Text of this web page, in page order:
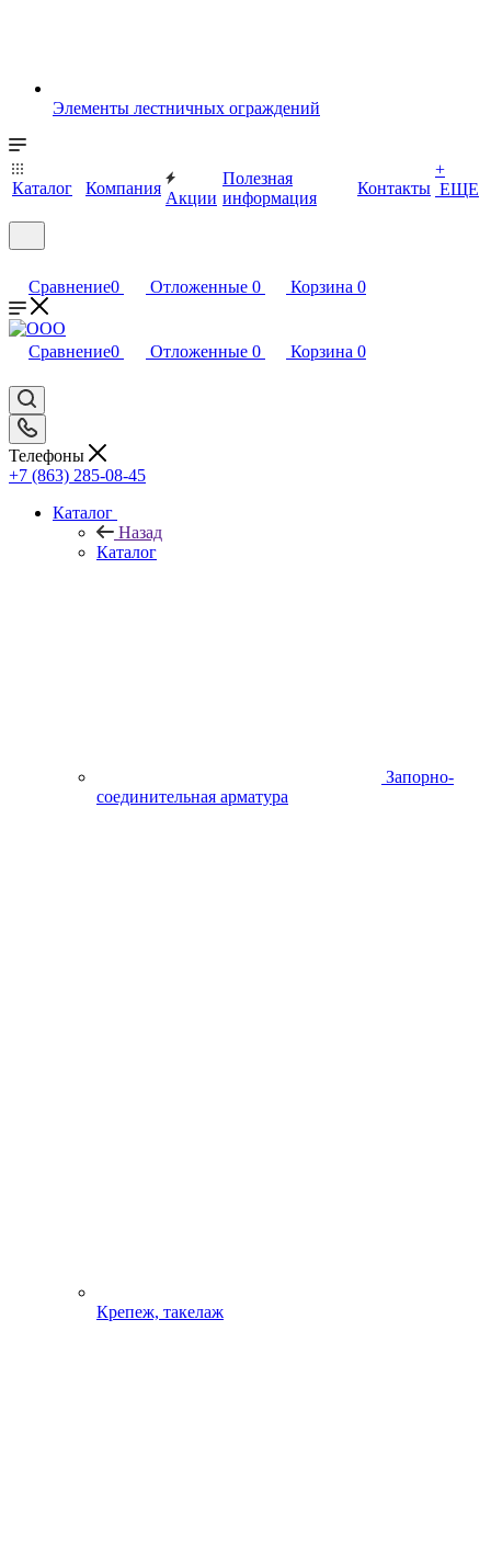
Элементы лестничных ограждений
Каталог Компания
Акции
Полезная
информация
Контакты
+
ЕЩЕ
Сравнение0 Отложенные 0 Корзина 0
Сравнение0 Отложенные 0 Корзина 0
Телефоны
+7 (863) 285-08-45
Каталог
Назад
Каталог
Запорно-
соединительная арматура
Крепеж, такелаж